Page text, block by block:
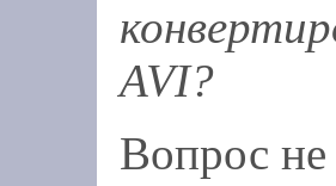
AVI?
Вопрос